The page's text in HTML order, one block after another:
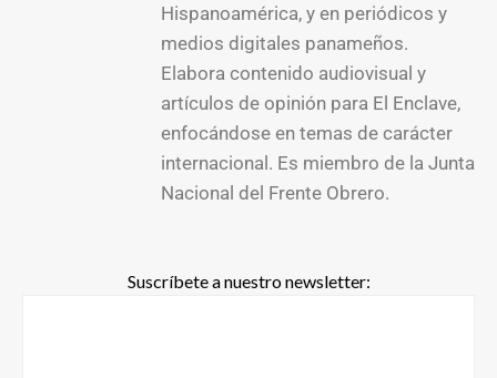
Hispanoamérica, y en periódicos y
medios digitales panameños.
Elabora contenido audiovisual y
artículos de opinión para El Enclave,
enfocándose en temas de carácter
internacional. Es miembro de la Junta
Nacional del Frente Obrero.
Suscríbete a nuestro newsletter: